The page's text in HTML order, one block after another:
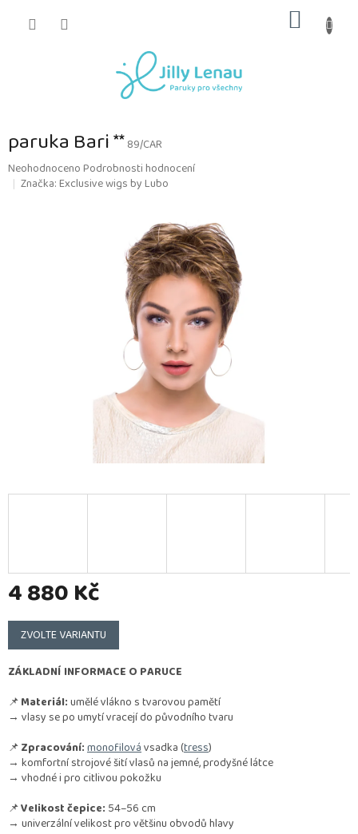
KOŠÍK
paruka Bari **89/CAR
Průměrné
hodnocení
NeohodnocenoPodrobnosti hodnocení
Značka:Exclusive wigs by Lubo
4 880 Kč
Měrná
cena:
ZVOLTE VARIANTU
ZÁKLADNÍ INFORMACE O PARUCE
📌Materiál:umělé vlákno s tvarovou pamětí
→ vlasy se po umytí vracejí do původního tvaru
📌Zpracování:monofilovávsadka (tress)
→ komfortní strojové šití vlasů na jemné, prodyšné látce
→ vhodné i pro citlivou pokožku
📌Velikost čepice: 54–56 cm
→ univerzální velikost pro většinu obvodů hlavy